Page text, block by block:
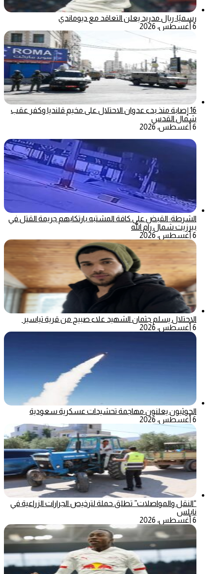
رسميًا: ريال مدريد يعلن التعاقد مع ديوماندي
6 أغسطس، 2026
16 إصابة منذ بدء عدوان الاحتلال على مخيم قلنديا وكفر عقب
شمال القدس
6 أغسطس، 2026
الشرطة: القبض على كافة المشتبه بارتكابهم جريمة القتل في
بيرزيت شمال رام الله
6 أغسطس، 2026
الاحتلال يسلم جثمان الشهيد علاء صبيح من قرية تياسير
6 أغسطس، 2026
الحوثيون يعلنون مهاجمة تحشيدات عسكرية سعودية
6 أغسطس، 2026
“النقل والمواصلات” تطلق حملة لترخيص الجرارات الزراعية في
نابلس
6 أغسطس، 2026